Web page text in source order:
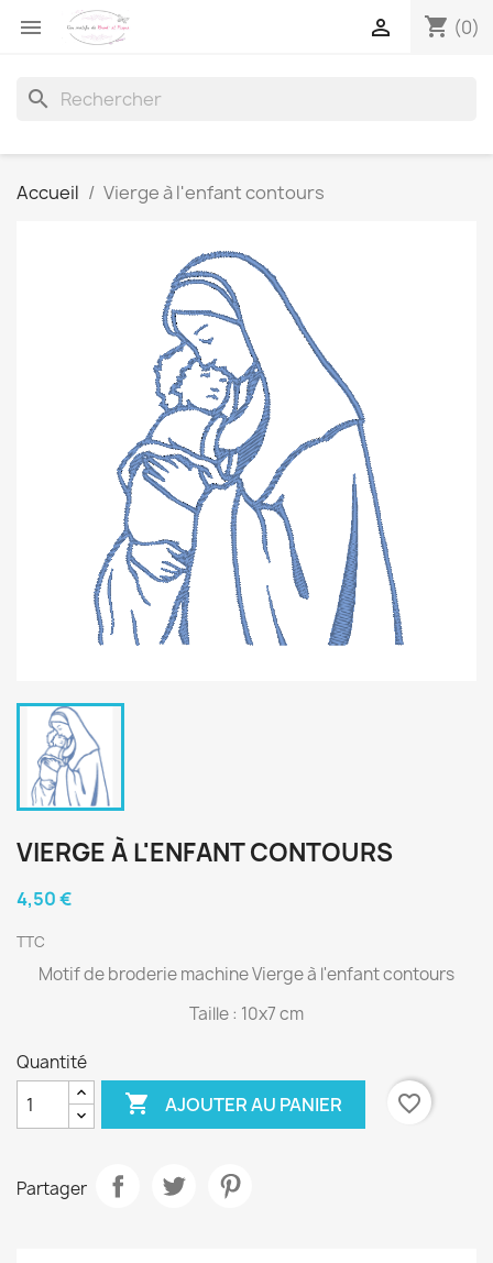
 shopping_cart (0)

search
Accueil Vierge à l'enfant contours
VIERGE À L'ENFANT CONTOURS
4,50 €
TTC
Motif de broderie machine Vierge à l'enfant contours
Taille : 10x7 cm
Quantité
 AJOUTER AU PANIER favorite_border
Partager